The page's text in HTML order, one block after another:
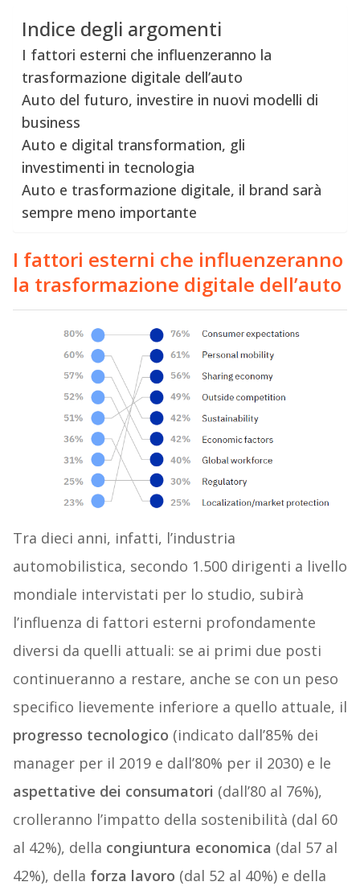
Indice degli argomenti
I fattori esterni che influenzeranno la
trasformazione digitale dell’auto
Auto del futuro, investire in nuovi modelli di
business
Auto e digital transformation, gli
investimenti in tecnologia
Auto e trasformazione digitale, il brand sarà
sempre meno importante
I fattori esterni che influenzeranno
la trasformazione digitale dell’auto
Tra dieci anni, infatti, l’industria
automobilistica, secondo 1.500 dirigenti a livello
mondiale intervistati per lo studio, subirà
l’influenza di fattori esterni profondamente
diversi da quelli attuali: se ai primi due posti
continueranno a restare, anche se con un peso
specifico lievemente inferiore a quello attuale, il
progresso tecnologico (indicato dall’85% dei
manager per il 2019 e dall’80% per il 2030) e le
aspettative dei consumatori (dall’80 al 76%),
crolleranno l’impatto della sostenibilità (dal 60
al 42%), della congiuntura economica (dal 57 al
42%), della forza lavoro (dal 52 al 40%) e della